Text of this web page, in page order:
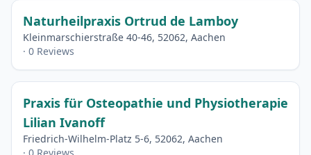
Naturheilpraxis Ortrud de Lamboy
Kleinmarschierstraße 40-46, 52062, Aachen
· 0 Reviews
Praxis für Osteopathie und Physiotherapie
Lilian Ivanoff
Friedrich-Wilhelm-Platz 5-6, 52062, Aachen